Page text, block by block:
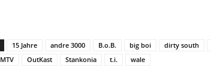
15 Jahre andre 3000 B.o.B. big boi dirty south
MTV OutKast Stankonia t.i. wale